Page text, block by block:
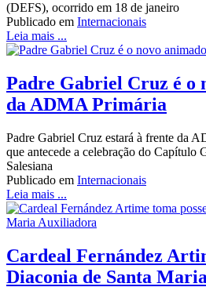
(DEFS), ocorrido em 18 de janeiro
Publicado em Internacionais
Leia mais ...
Padre Gabriel Cruz é o
da ADMA Primária
Padre Gabriel Cruz estará à frente da
que antecede a celebração do Capítulo
Salesiana
Publicado em Internacionais
Leia mais ...
Cardeal Fernández
Diaconia de Santa